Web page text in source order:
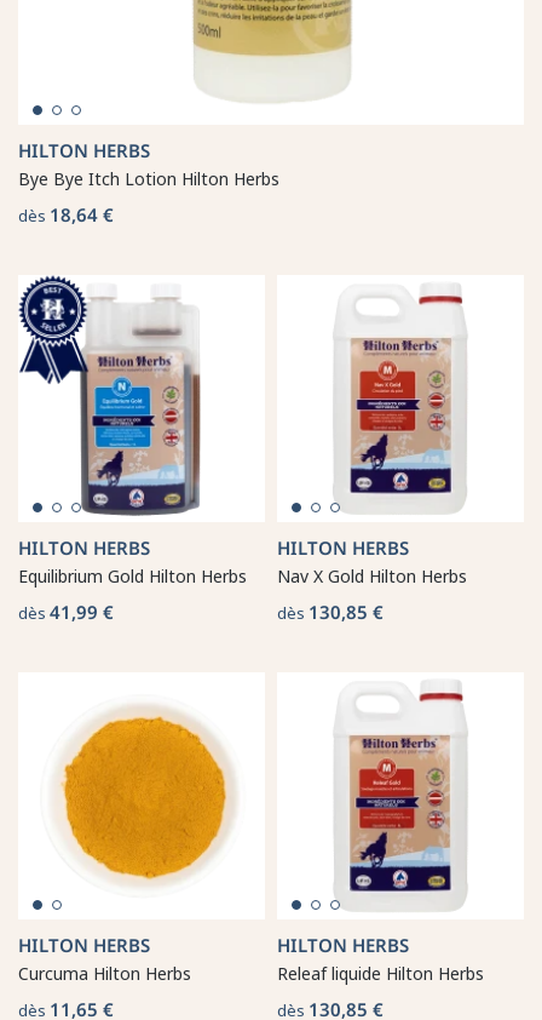
HILTON HERBS
Bye Bye Itch Lotion Hilton Herbs
dès 18,64 €
HILTON HERBS
Equilibrium Gold Hilton Herbs
dès 41,99 €
HILTON HERBS
Nav X Gold Hilton Herbs
dès 130,85 €
HILTON HERBS
Curcuma Hilton Herbs
dès 11,65 €
HILTON HERBS
Releaf liquide Hilton Herbs
dès 130,85 €